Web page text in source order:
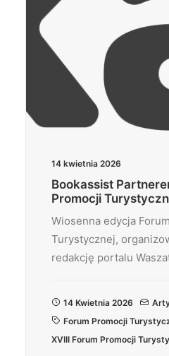
14 kwietnia 2026
Bookassist
Promocji
Wiosenna edycja
Turystycznej,
redakcję portalu
14 Kwietnia 2026
Forum Promocji
XVIII Forum Promocji